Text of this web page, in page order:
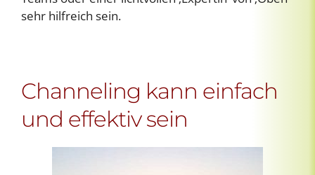
sehr hilfreich sein.
Channeling kann einfach
und effektiv sein